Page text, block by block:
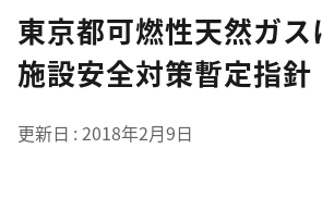
東京都可燃性天然ガ
施設安全対策暫定指針
更新日 2018年2月9日